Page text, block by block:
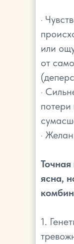
·
или
от
·
потери
·
ясна,
1.